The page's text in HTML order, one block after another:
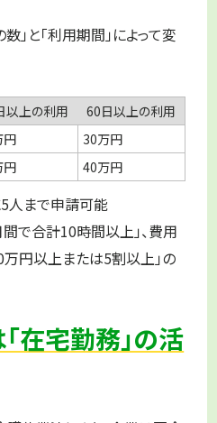
」と「利用期間」によって変
以上の利用
60日以上の利用
円
30万円
円 40万円
人まで申請可能
で合計10時間以上」、費用
円以上または5割以上」の
在宅勤務」の活